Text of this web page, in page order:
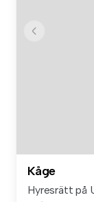
Kåge
Hyresrätt på